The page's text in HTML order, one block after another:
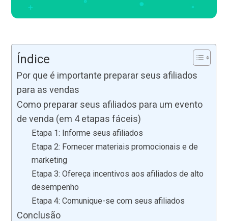
Índice
Por que é importante preparar seus afiliados
para as vendas
Como preparar seus afiliados para um evento
de venda (em 4 etapas fáceis)
Etapa 1: Informe seus afiliados
Etapa 2: Fornecer materiais promocionais e de
marketing
Etapa 3: Ofereça incentivos aos afiliados de alto
desempenho
Etapa 4: Comunique-se com seus afiliados
Conclusão